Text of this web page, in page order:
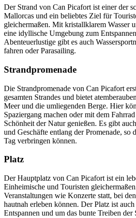
Der Strand von Can Picafort ist einer der
Mallorcas und ein beliebtes Ziel für
gleichermaßen. Mit kristallklarem Wasser
eine idyllische Umgebung zum
Abenteuerlustige gibt es auch
fahren oder Parasailing.
Strandpromenade
Die Strandpromenade von Can Picafort
gesamten Strandes und bietet
Meer und die umliegenden Berge. Hier
Spaziergang machen oder mit dem
Schönheit der Natur genießen. Es gibt
und Geschäfte entlang der Promenade, so
Tag verbringen können.
Platz
Der Hauptplatz von Can Picafort ist ein
Einheimische und Touristen
Veranstaltungen wie Konzerte statt, bei
hautnah erleben können. Der Platz ist
Entspannen und um das bunte Treiben der